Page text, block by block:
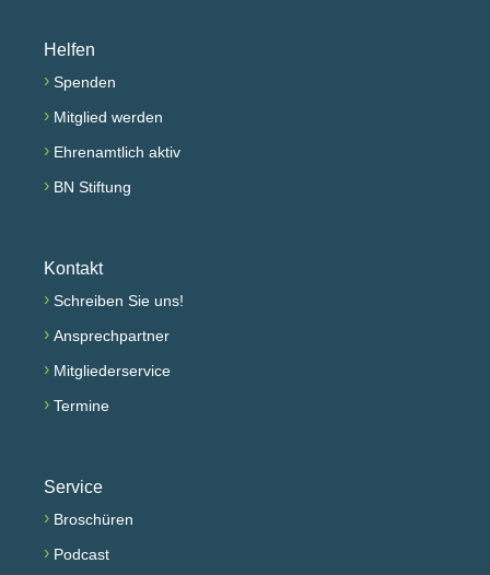
Helfen
› Spenden
› Mitglied werden
› Ehrenamtlich aktiv
› BN Stiftung
Kontakt
› Schreiben Sie uns!
› Ansprechpartner
› Mitgliederservice
› Termine
Service
› Broschüren
› Podcast